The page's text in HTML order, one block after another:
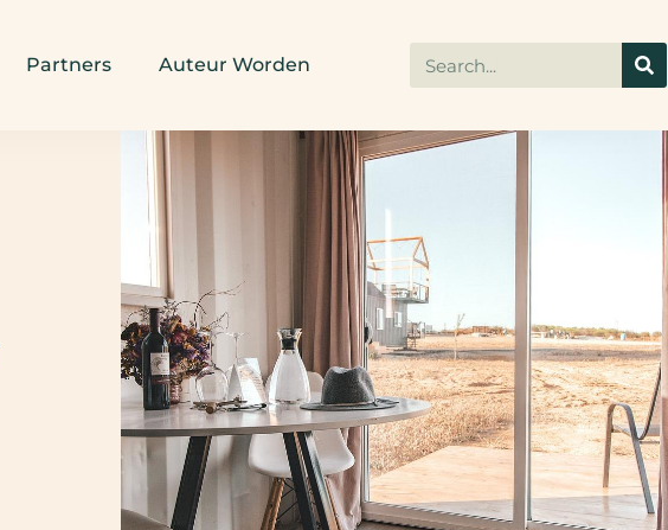
Partners Auteur Worden